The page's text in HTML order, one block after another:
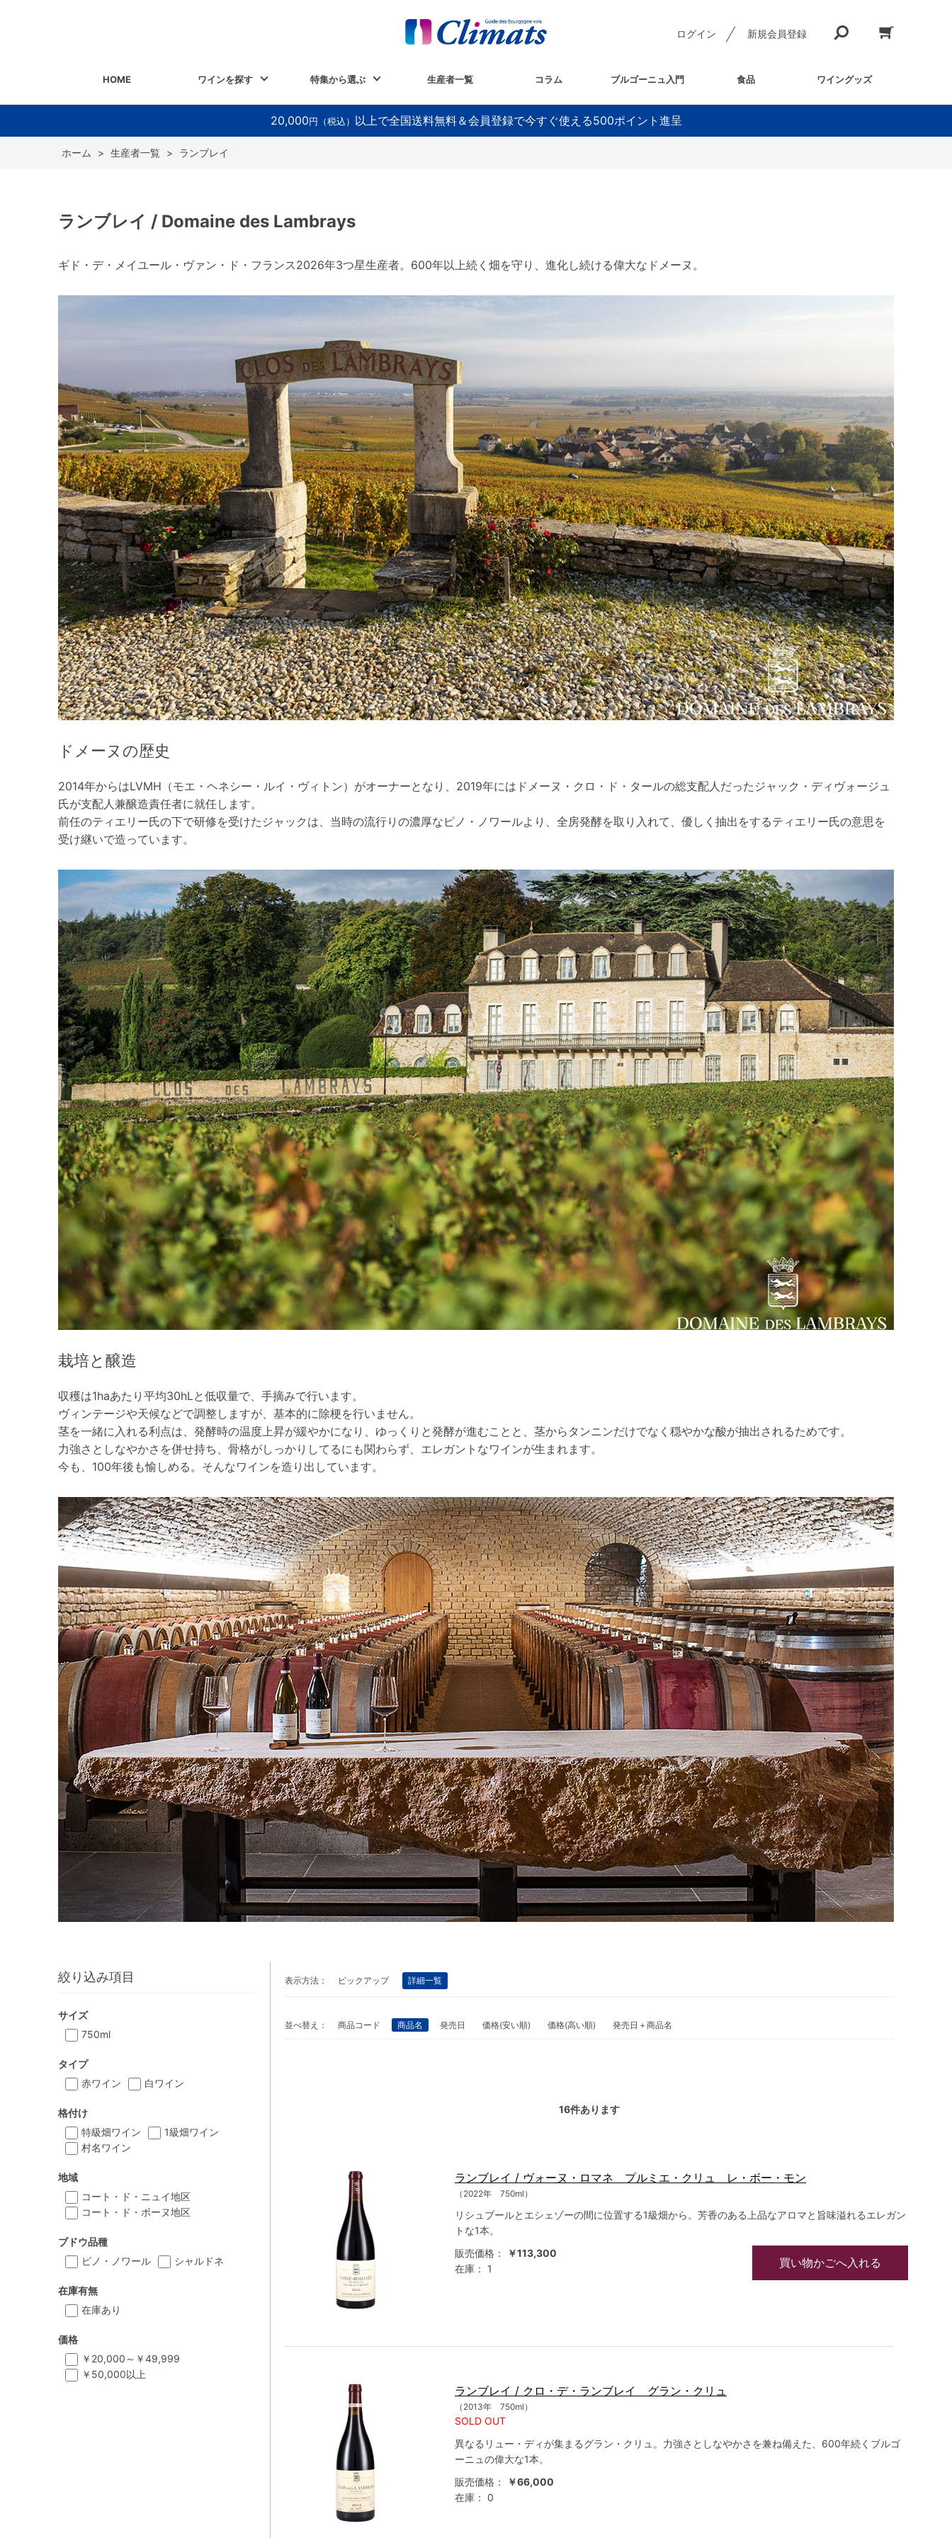
ログイン 新規会員登録
HOME ワインを探す 特集から選ぶ 生産者一覧 コラム ブルゴーニュ入門 食品 ワイングッズ
20,000 円（税込） 以上で全国送料無料＆会員登録で今すぐ使える500ポイント進呈
ホーム > 生産者一覧 > ランブレイ
ランブレイ / Domaine des Lambrays
ギド・デ・メイユール・ヴァン・ド・フランス2026年3つ星生産者。600年以上続く畑を守り、進化し続ける偉大なドメーヌ。
ドメーヌの歴史
2014年からはLVMH（モエ・ヘネシー・ルイ・ヴィトン）がオーナーとなり、2019年にはドメーヌ・クロ・ド・タールの総支配人だったジャック・ディヴォージュ
氏が支配人兼醸造責任者に就任します。
前任のティエリー氏の下で研修を受けたジャックは、当時の流行りの濃厚なピノ・ノワールより、全房発酵を取り入れて、優しく抽出をするティエリー氏の意思を
受け継いで造っています。
栽培と醸造
収穫は1haあたり平均30hLと低収量で、手摘みで行います。
ヴィンテージや天候などで調整しますが、基本的に除梗を行いません。
茎を一緒に入れる利点は、発酵時の温度上昇が緩やかになり、ゆっくりと発酵が進むことと、茎からタンニンだけでなく穏やかな酸が抽出されるためです。
力強さとしなやかさを併せ持ち、骨格がしっかりしてるにも関わらず、エレガントなワインが生まれます。
今も、100年後も愉しめる。そんなワインを造り出しています。
絞り込み項目
サイズ
750ml
タイプ
赤ワイン
白ワイン
格付け
特級畑ワイン
1級畑ワイン
村名ワイン
地域
コート・ド・ニュイ地区
コート・ド・ボーヌ地区
ブドウ品種
ピノ・ノワール
シャルドネ
在庫有無
在庫あり
価格
￥20,000～￥49,999
￥50,000以上
表示方法： ピックアップ 詳細一覧
並べ替え： 商品コード 商品名 発売日 価格(安い順) 価格(高い順) 発売日＋商品名
16件あります
ランブレイ / ヴォーヌ・ロマネ プルミエ・クリュ レ・ボー・モン
（2022年 750ml）
リシュブールとエシェゾーの間に位置する1級畑から。芳香のある上品なアロマと旨味溢れるエレガン
トな1本。
販売価格：
￥113,300
在庫：
1 買い物かごへ入れる
ランブレイ / クロ・デ・ランブレイ グラン・クリュ
（2013年 750ml）
SOLD OUT
異なるリュー・ディが集まるグラン・クリュ。力強さとしなやかさを兼ね備えた、600年続くブルゴ
ーニュの偉大な1本。
販売価格：
￥66,000
在庫： 0